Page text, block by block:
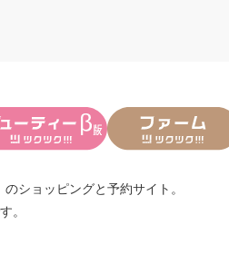
のショッピングと予約サイト。
。